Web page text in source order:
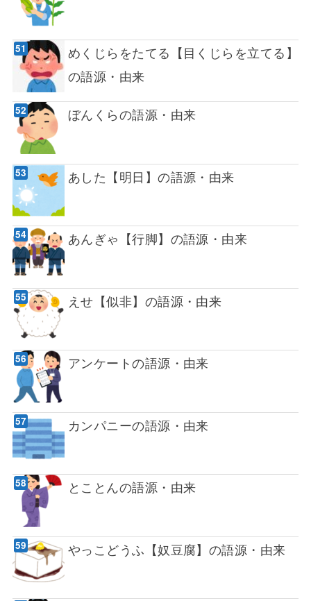
めくじらをたてる【目くじらを立てる】
の語源・由来
ぼんくらの語源・由来
あした【明日】の語源・由来
あんぎゃ【行脚】の語源・由来
えせ【似非】の語源・由来
アンケートの語源・由来
カンパニーの語源・由来
とことんの語源・由来
やっこどうふ【奴豆腐】の語源・由来